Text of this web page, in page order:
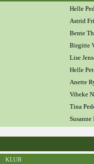
Helle
Astrid
Bente
Birgitte
Lise
Helle
Anette
Vibeke
Tina
KLUB